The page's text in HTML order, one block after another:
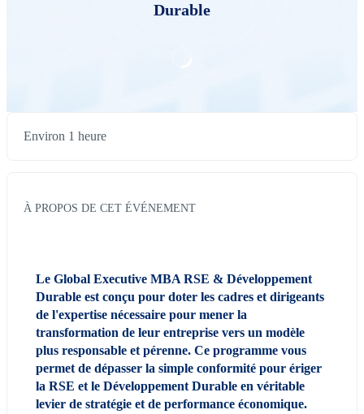
Durable
Environ 1 heure
À PROPOS DE CET ÉVÉNEMENT
Le Global Executive MBA RSE & Développement
Durable est conçu pour doter les cadres et dirigeants
de l'expertise nécessaire pour mener la
transformation de leur entreprise vers un modèle
plus responsable et pérenne. Ce programme vous
permet de dépasser la simple conformité pour ériger
la RSE et le Développement Durable en véritable
levier de stratégie et de performance économique.